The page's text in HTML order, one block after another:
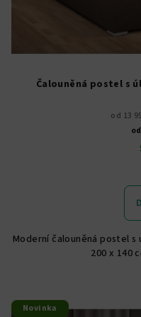
Čalouněná postel s
od 13
od
Moderní čalouněná postel
200 x 140
Novinka